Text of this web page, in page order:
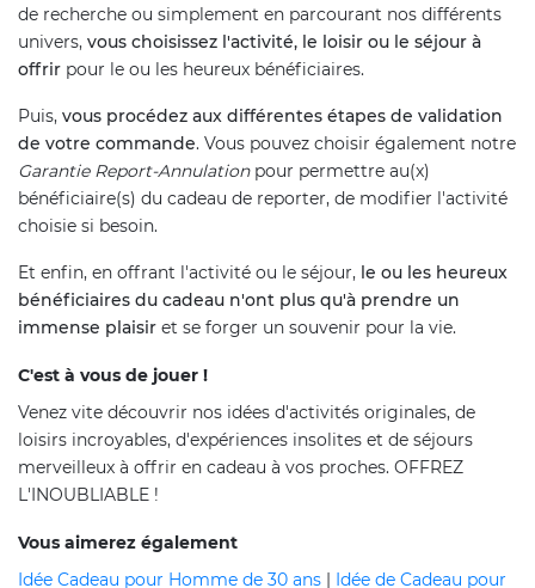
de recherche ou simplement en parcourant nos différents
univers, vous choisissez l'activité, le loisir ou le séjour à
offrir pour le ou les heureux bénéficiaires.
Puis, vous procédez aux différentes étapes de validation
de votre commande. Vous pouvez choisir également notre
Garantie Report-Annulationpour permettre au(x)
bénéficiaire(s) du cadeau de reporter, de modifier l'activité
choisie si besoin.
Et enfin, en offrant l'activité ou le séjour, le ou les heureux
bénéficiaires du cadeau n'ont plus qu'à prendre un
immense plaisir et se forger un souvenir pour la vie.
C'est à vous de jouer !
Venez vite découvrir nos idées d'activités originales, de
loisirs incroyables, d'expériences insolites et de séjours
merveilleux à offrir en cadeau à vos proches. OFFREZ
L'INOUBLIABLE !
Vous aimerez également
Idée Cadeau pour Homme de 30 ans | Idée de Cadeau pour